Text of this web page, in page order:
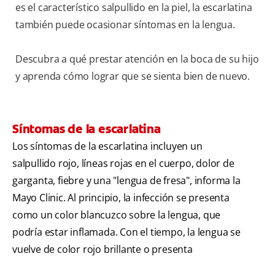
es el característico salpullido en la piel, la escarlatina
también puede ocasionar síntomas en la lengua.
Descubra a qué prestar atención en la boca de su hijo
y aprenda cómo lograr que se sienta bien de nuevo.
Síntomas de la escarlatina
Los síntomas de la escarlatina incluyen un
salpullido rojo, líneas rojas en el cuerpo, dolor de
garganta, fiebre y una "lengua de fresa", informa la
Mayo Clinic. Al principio, la infección se presenta
como un color blancuzco sobre la lengua, que
podría estar inflamada. Con el tiempo, la lengua se
vuelve de color rojo brillante o presenta